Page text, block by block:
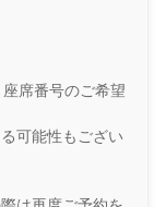
席番号のご希望
可能性もござい